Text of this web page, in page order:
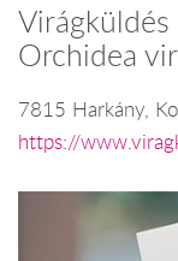
Orchidea
7815 Harkány,
https://